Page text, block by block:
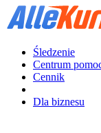
Śledzenie
Centrum
Cennik
Dla biznesu